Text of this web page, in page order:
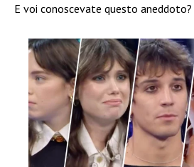
E voi conoscevate questo aneddoto?